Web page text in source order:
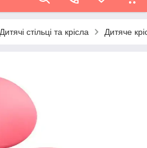
Дитячі стільці та крісла Дитяче